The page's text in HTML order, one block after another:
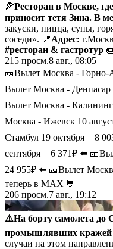
🍕Ресторан в Москве,
приносит тетя Зина. В
закуски, пицца, супы,
соседи». 📍Адрес:
#ресторан & гастротур
215 просм.8 авг., 08:05
🎫Вылет Москва - Горно-
Вылет Москва - Денпасар
Вылет Москва -
Москва - Ижевск 10
Стамбул 19 октября = 8
сентября = 6 371₽ ⬅️
24 955₽ ⬅️ 🎫Вылет
теперь в MAX 💬
206 просм.7 авг., 19:12
▶
⚠️На борту самолета до
промышлявших кражей
случаи на этом